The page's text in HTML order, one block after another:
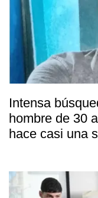
Intensa
hombre de 30
hace casi una